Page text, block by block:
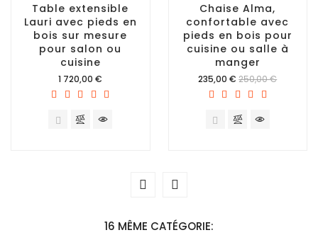
Table extensible
Lauri avec pieds en
bois sur mesure
pour salon ou
cuisine
Prix
1 720,00 €
Chaise Alma,
confortable avec
pieds en bois pour
cuisine ou salle à
manger
Prix
235,00 € 250,00 €
16 MÊME CATÉGORIE: